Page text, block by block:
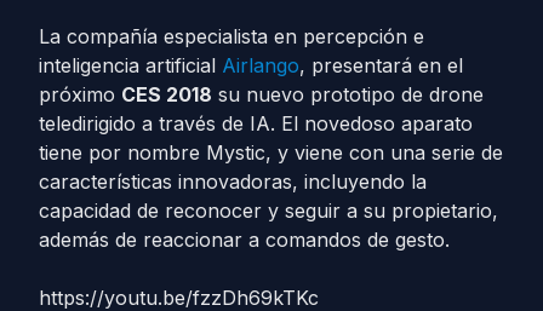
La compañía especialista en percepción e
inteligencia artificial Airlango, presentará en el
próximo CES 2018 su nuevo prototipo de drone
teledirigido a través de IA. El novedoso aparato
tiene por nombre Mystic, y viene con una serie de
características innovadoras, incluyendo la
capacidad de reconocer y seguir a su propietario,
además de reaccionar a comandos de gesto.
https://youtu.be/fzzDh69kTKc